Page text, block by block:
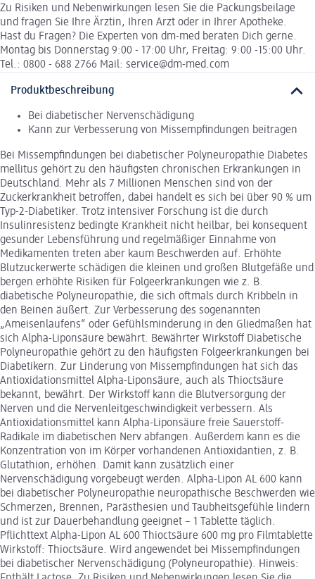
Zu Risiken und Nebenwirkungen lesen Sie die Packungsbeilage
und fragen Sie Ihre Ärztin, Ihren Arzt oder in Ihrer Apotheke.
Hast du Fragen? Die Experten von dm-med beraten Dich gerne.
Montag bis Donnerstag 9:00 - 17:00 Uhr, Freitag: 9:00 -15:00 Uhr.
Tel.: 0800 - 688 2766 Mail: service@dm-med.com
Produktbeschreibung
Bei diabetischer Nervenschädigung
Kann zur Verbesserung von Missempfindungen beitragen
Bei Missempfindungen bei diabetischer Polyneuropathie Diabetes
mellitus gehört zu den häufigsten chronischen Erkrankungen in
Deutschland. Mehr als 7 Millionen Menschen sind von der
Zuckerkrankheit betroffen, dabei handelt es sich bei über 90 % um
Typ-2-Diabetiker. Trotz intensiver Forschung ist die durch
Insulinresistenz bedingte Krankheit nicht heilbar, bei konsequent
gesunder Lebensführung und regelmäßiger Einnahme von
Medikamenten treten aber kaum Beschwerden auf. Erhöhte
Blutzuckerwerte schädigen die kleinen und großen Blutgefäße und
bergen erhöhte Risiken für Folgeerkrankungen wie z. B.
diabetische Polyneuropathie, die sich oftmals durch Kribbeln in
den Beinen äußert. Zur Verbesserung des sogenannten
„Ameisenlaufens“ oder Gefühlsminderung in den Gliedmaßen hat
sich Alpha-Liponsäure bewährt. Bewährter Wirkstoff Diabetische
Polyneuropathie gehört zu den häufigsten Folgeerkrankungen bei
Diabetikern. Zur Linderung von Missempfindungen hat sich das
Antioxidationsmittel Alpha-Liponsäure, auch als Thioctsäure
bekannt, bewährt. Der Wirkstoff kann die Blutversorgung der
Nerven und die Nervenleitgeschwindigkeit verbessern. Als
Antioxidationsmittel kann Alpha-Liponsäure freie Sauerstoff-
Radikale im diabetischen Nerv abfangen. Außerdem kann es die
Konzentration von im Körper vorhandenen Antioxidantien, z. B.
Glutathion, erhöhen. Damit kann zusätzlich einer
Nervenschädigung vorgebeugt werden. Alpha-Lipon AL 600 kann
bei diabetischer Polyneuropathie neuropathische Beschwerden wie
Schmerzen, Brennen, Parästhesien und Taubheitsgefühle lindern
und ist zur Dauerbehandlung geeignet – 1 Tablette täglich.
Pflichttext Alpha-Lipon AL 600 Thioctsäure 600 mg pro Filmtablette
Wirkstoff: Thioctsäure. Wird angewendet bei Missempfindungen
bei diabetischer Nervenschädigung (Polyneuropathie). Hinweis: